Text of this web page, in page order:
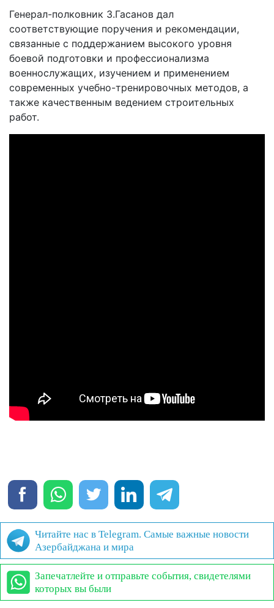
Генерал-полковник З.Гасанов дал
соответствующие поручения и рекомендации,
связанные с поддержанием высокого уровня
боевой подготовки и профессионализма
военнослужащих, изучением и применением
современных учебно-тренировочных методов, а
также качественным ведением строительных
работ.
Читайте нас в Telegram. Самые важные новости
Азербайджана и мира
Запечатлейте и отправьте события, свидетелями
которых вы были